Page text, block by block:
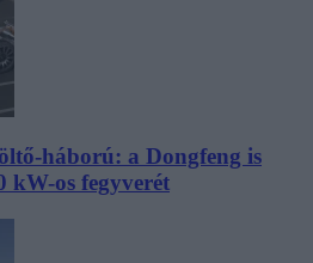
háború: a Dongfeng is
kW-os fegyverét